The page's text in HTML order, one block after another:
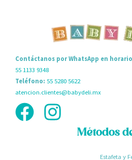
Contáctanos por WhatsApp en
55 1133 9348
Teléfono: 55 5280 5622
atencion.clientes@babydeli.mx
Métodos
Estafeta y